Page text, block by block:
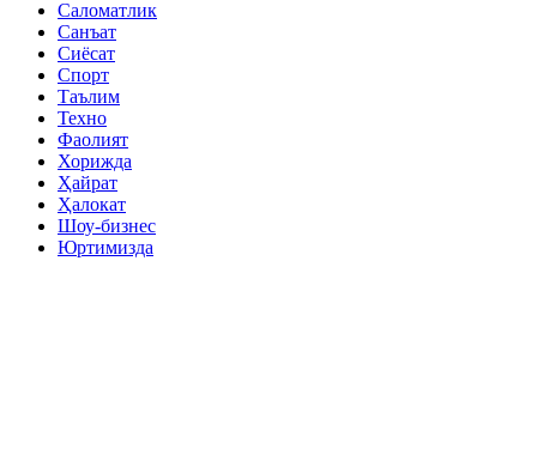
Саломатлик
Санъат
Сиёсат
Спорт
Таълим
Техно
Фаолият
Хорижда
Ҳайрат
Ҳалокат
Шоу-бизнес
Юртимизда